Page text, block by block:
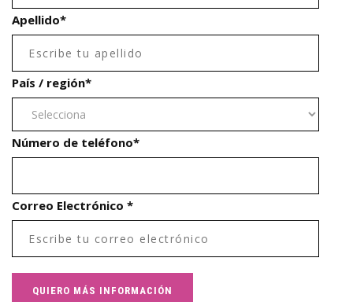
Apellido*
País / región*
Número de teléfono*
Correo Electrónico *